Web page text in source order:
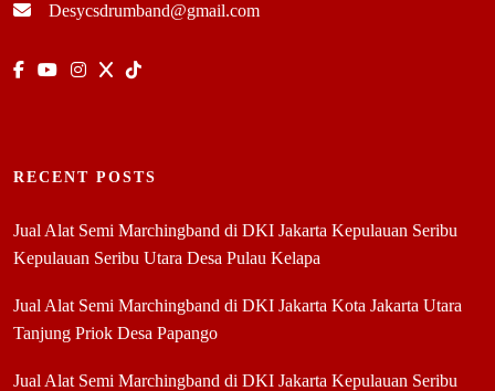
Desycsdrumband@gmail.com
RECENT POSTS
Jual Alat Semi Marchingband di DKI Jakarta Kepulauan Seribu
Kepulauan Seribu Utara Desa Pulau Kelapa
Jual Alat Semi Marchingband di DKI Jakarta Kota Jakarta Utara
Tanjung Priok Desa Papango
Jual Alat Semi Marchingband di DKI Jakarta Kepulauan Seribu